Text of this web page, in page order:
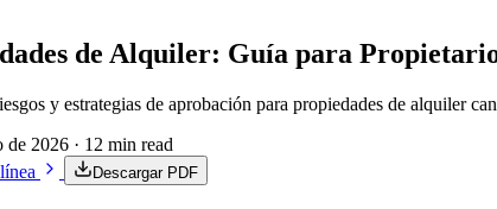
de Alquiler: Guía para
y estrategias de aprobación para propiedades de alquiler
de 2026 · 12 min read
Descargar PDF